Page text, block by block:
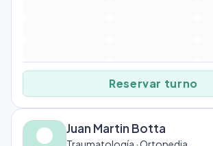
Reservar turno
Juan Martin Botta